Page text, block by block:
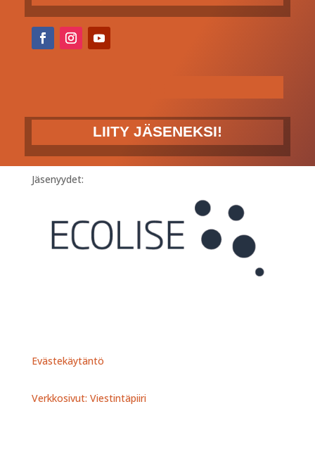
LIITY JÄSENEKSI!
Jäsenyydet:
Evästekäytäntö
Verkkosivut: Viestintäpiiri